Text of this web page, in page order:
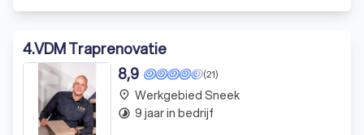
4.VDM Traprenovatie
(21)
8,9
place Werkgebied Sneek
timelapse 9 jaar in bedrijf